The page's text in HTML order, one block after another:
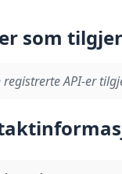
som
registrerte API-er